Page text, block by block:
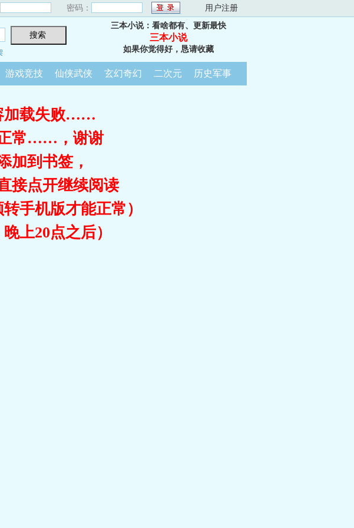
密码： 用户注册
三本小说：看啥都有、更新最快
三本小说
如果你觉得好，恳请收藏
游戏竞技 仙侠武侠 玄幻奇幻 二次元 历史军事
加载失败……
正常……，谢谢
加到书签，
接点开继续阅读
手机版才能正常）
上20点之后）